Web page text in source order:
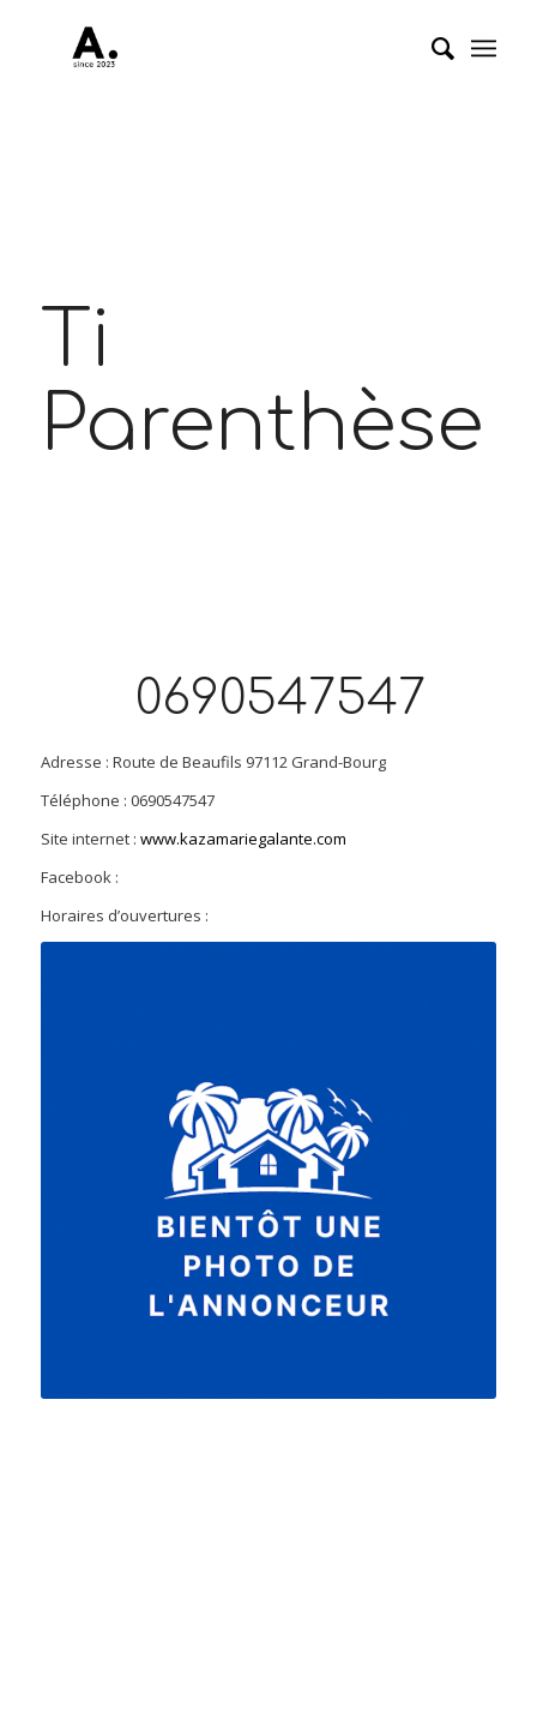
Ti
Parenthèse
0690547547
Adresse : Route de Beaufils 97112 Grand-Bourg
Téléphone : 0690547547
Site internet : www.kazamariegalante.com
Facebook :
Horaires d’ouvertures :